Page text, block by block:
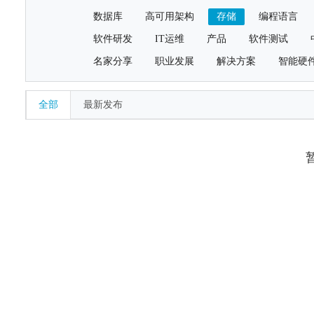
数据库 高可用架构 存储 编程语言
软件研发 IT运维 产品 软件测试
名家分享 职业发展 解决方案 智能硬
全部 最新发布